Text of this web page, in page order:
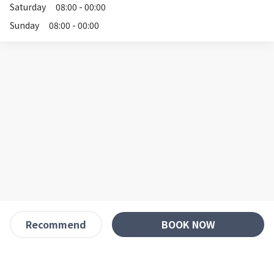
Saturday
08:00 - 00:00
Sunday
08:00 - 00:00
Recommend BOOK NOW